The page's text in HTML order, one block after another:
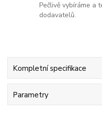
Pečlivě vybíráme a
dodavatelů.
Kompletní specifikace
Parametry